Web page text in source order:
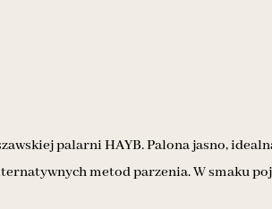
palarni HAYB. Palona jasno,
metod parzenia. W smaku